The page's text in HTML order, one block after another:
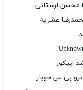
محسن لرستانی
عشریه
اپیکور
بی من هویار